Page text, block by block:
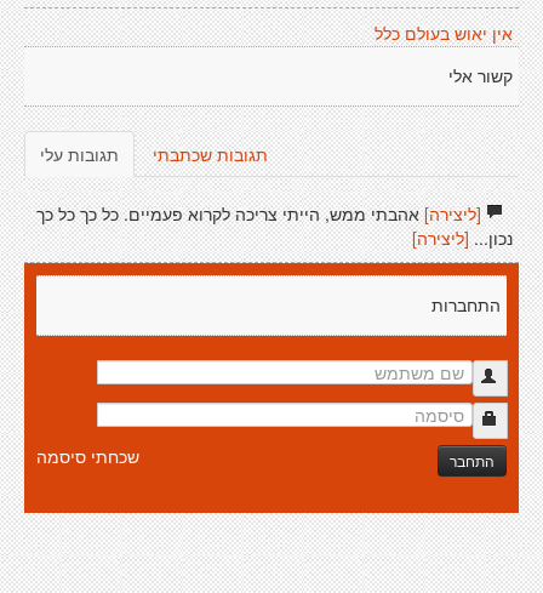
אין יאוש בעולם כלל
קשור אלי
תגובות עלי תגובות שכתבתי
[ליצירה]אהבתי ממש, הייתי צריכה לקרוא פעמיים. כל כך כל כך
נכון... [ליצירה]
התחברות
התחבר שכחתי סיסמה